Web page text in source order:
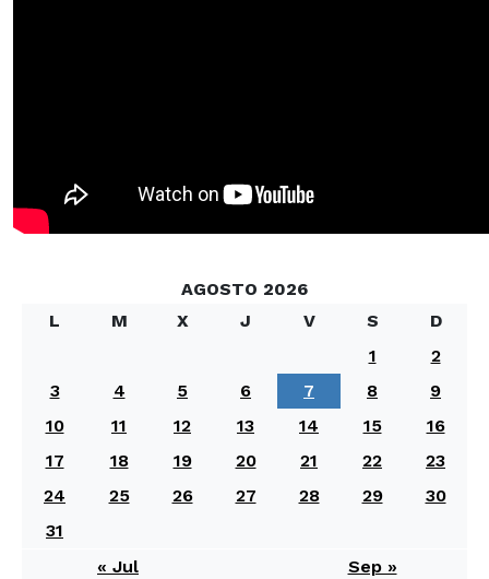
AGOSTO 2026
L
M X J V S
D
1
2
3
4 5 6 7 8
9
10
11 12 13 14 15
16
17
18 19 20 21 22
23
24
25 26 27 28 29
30
31
« Jul
Sep »